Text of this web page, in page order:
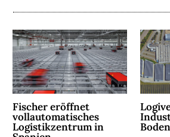
I
G
K
E
I
U
Fischer eröffnet
vollautomatisches
Logistikzentrum in